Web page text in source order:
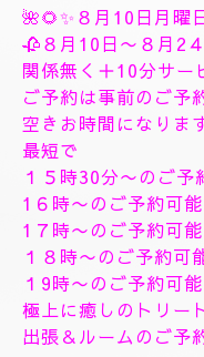
全身極上リンパドレ
す、フィシャルマッ
メント、ヘッドスパ
トメント致します、
プカサイ＆リンガム
９０分¥26000
１２０分
１５０分
❖❖❖❖❖❖❖
🌺🌻✨８月10日月曜
🥀８月10日〜８月2